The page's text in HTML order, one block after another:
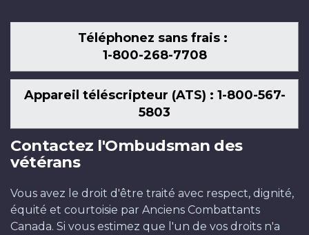
Téléphonez sans frais :
1-800-268-7708
Appareil téléscripteur (ATS) : 1-800-567-
5803
Contactez l'Ombudsman des
vétérans
Vous avez le droit d'être traité avec respect, dignité,
équité et courtoisie par Anciens Combattants
Canada. Si vous estimez que l'un de vos droits n'a